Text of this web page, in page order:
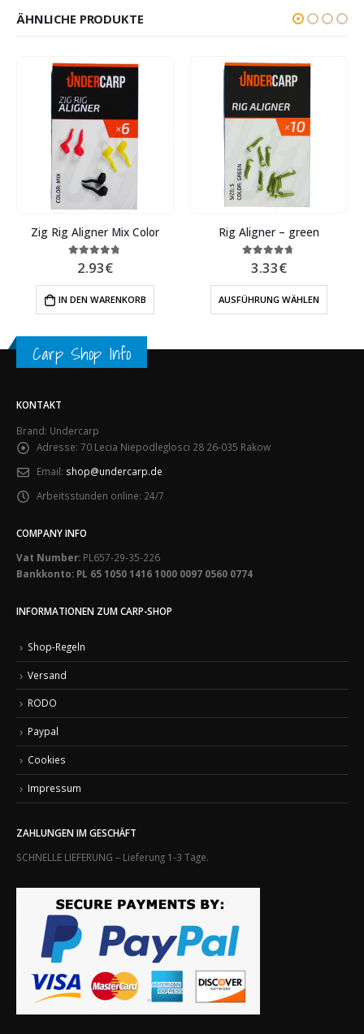
ÄHNLICHE PRODUKTE
Zig Rig Aligner Mix Color
4.67 out of 5
2.93€
IN DEN WARENKORB
Rig Aligner – green
4.60out of 5
3.33€
AUSFÜHRUNG WÄHLEN
Carp Shop Info
KONTAKT
Brand: Undercarp
Adresse: 70 Lecia Niepodleglosci 28 26-035 Rakow
Email: shop@undercarp.de
Arbeitsstunden online: 24/7
COMPANY INFO
Vat Number: PL657-29-35-226
Bankkonto: PL 65 1050 1416 1000 0097 0560 0774
INFORMATIONEN ZUM CARP-SHOP
Shop-Regeln
Versand
RODO
Paypal
Cookies
Impressum
ZAHLUNGEN IM GESCHÄFT
SCHNELLE LIEFERUNG – Lieferung 1-3 Tage.